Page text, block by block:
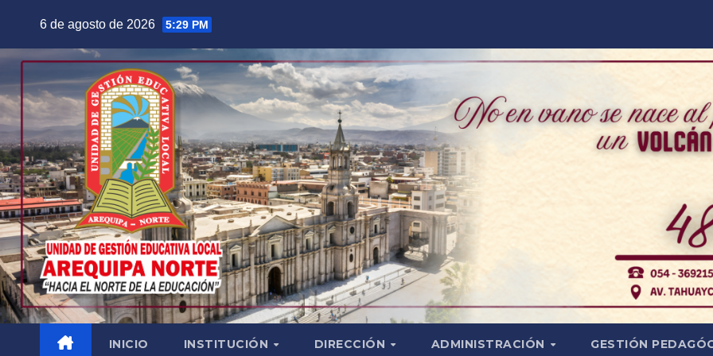
contenido
6 de agosto de 2026 5:29 PM
INICIO INSTITUCIÓN DIRECCIÓN ADMINISTRACIÓN GESTIÓN